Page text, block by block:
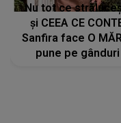
Nu tot ce
și CEEA CE
Sanfira face O
pune pe